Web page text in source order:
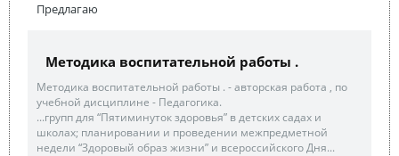
Предлагаю
Методика воспитательной работы .
Методика воспитательной работы . - авторская работа , по
учебной дисциплине - Педагогика.
...групп для “Пятиминуток здоровья” в детских садах и
школах; планировании и проведении межпредметной
недели “Здоровый образ жизни” и всероссийского Дня...